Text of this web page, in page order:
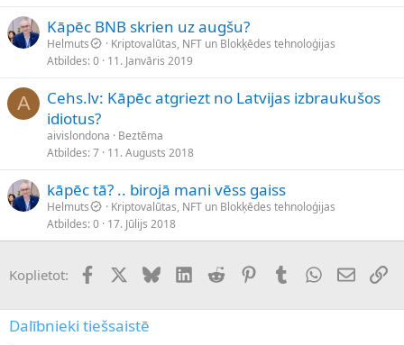
Kāpēc BNB skrien uz augšu?
Helmuts
Kriptovalūtas, NFT un Blokķēdes tehnoloģijas
Atbildes 0 11. Janvāris 2019
A
Cehs.lv: Kāpēc atgriezt no Latvijas izbraukušos
idiotus?
aivislondona
Beztēma
Atbildes 7 11. Augusts 2018
kāpēc tā? .. birojā mani vēss gaiss
Helmuts
Kriptovalūtas, NFT un Blokķēdes tehnoloģijas
Atbildes 0 17. Jūlijs 2018
Koplietot: FacebookX (Twitter)
BlueskyLinkedInReddit PinterestTumblrWhatsApp
E-pasts
Dalībnieki tiešsaistē